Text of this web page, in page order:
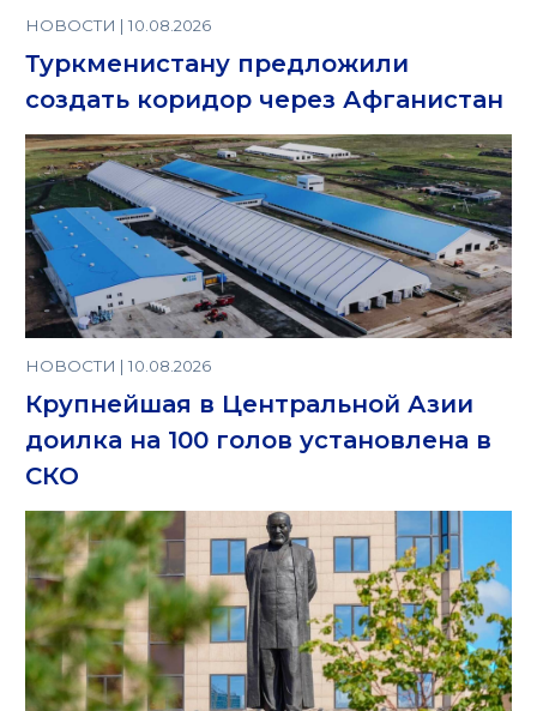
НОВОСТИ | 10.08.2026
Туркменистану предложили
создать коридор через Афганистан
НОВОСТИ | 10.08.2026
Крупнейшая в Центральной Азии
доилка на 100 голов установлена в
СКО